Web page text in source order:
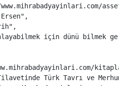
" ,
" ,
için dünü bilmek
Türk Tavrı ve